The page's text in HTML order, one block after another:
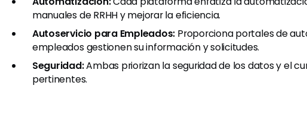
manuales de RRHH y mejorar la eficiencia.
Autoservicio para Empleados: Proporciona portales de
empleados gestionen su información y solicitudes.
Seguridad:Ambas priorizan la seguridad de los datos y el
pertinentes.